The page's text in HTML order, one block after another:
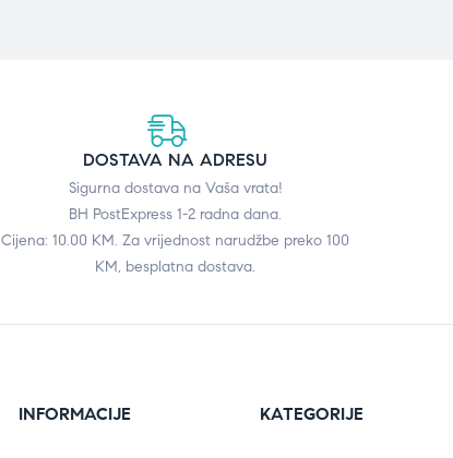
DOSTAVA NA ADRESU
Sigurna dostava na Vaša vrata!
BH PostExpress 1-2 radna dana.
Cijena: 10.00 KM. Za vrijednost narudžbe preko 100
KM, besplatna dostava.
INFORMACIJE KATEGORIJE